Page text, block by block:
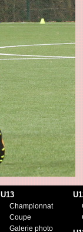
U13
Championnat
Coupe
Galerie photo